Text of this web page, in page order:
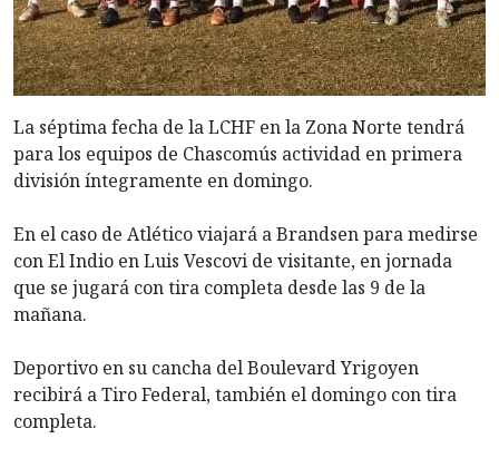
La séptima fecha de la LCHF en la Zona Norte tendrá
para los equipos de Chascomús actividad en primera
división íntegramente en domingo.
En el caso de Atlético viajará a Brandsen para medirse
con El Indio en Luis Vescovi de visitante, en jornada
que se jugará con tira completa desde las 9 de la
mañana.
Deportivo en su cancha del Boulevard Yrigoyen
recibirá a Tiro Federal, también el domingo con tira
completa.